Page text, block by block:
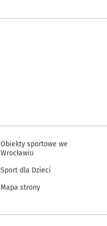
Obiekty sportowe we
Wrocławiu
Sport dla Dzieci
Mapa strony